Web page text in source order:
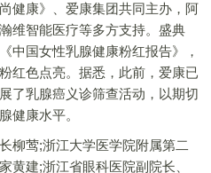
健康》、爱康集团共同主办，阿
维智能医疗等多方支持。盛典
中国女性乳腺健康粉红报告》，
红色点亮。据悉，此前，爱康已
了乳腺癌义诊筛查活动，以期切
健康水平。
莺;浙江大学医学院附属第二
黄建;浙江省眼科医院副院长、